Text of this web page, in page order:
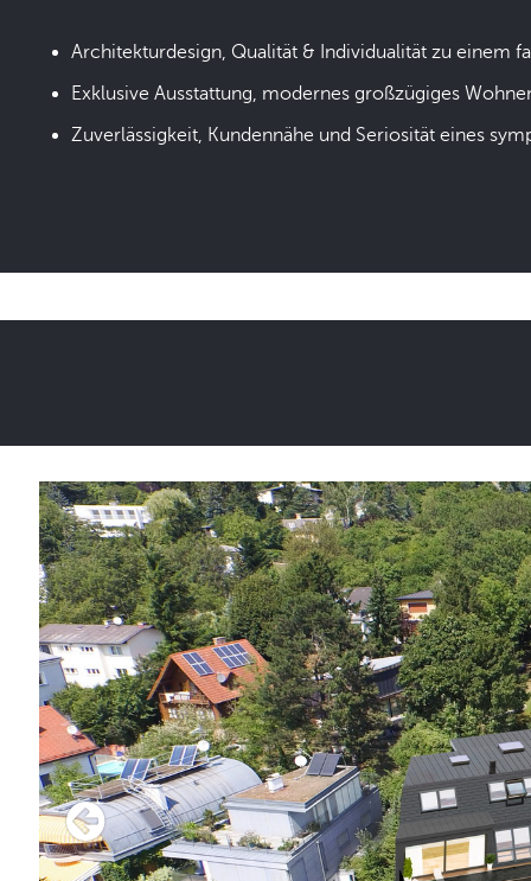
Architekturdesign, Qualität & Individualität zu einem
Exklusive Ausstattung, modernes großzügiges
Zuverlässigkeit, Kundennähe und Seriosität eines